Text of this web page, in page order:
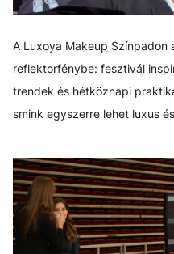
A Luxoya Makeup Színpadon
reflektorfénybe: fesztivál
trendek és hétköznapi
smink egyszerre lehet luxus